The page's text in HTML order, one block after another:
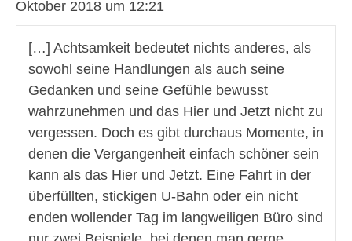
Oktober 2018 um 12:21
[…] Achtsamkeit bedeutet nichts anderes, als
sowohl seine Handlungen als auch seine
Gedanken und seine Gefühle bewusst
wahrzunehmen und das Hier und Jetzt nicht zu
vergessen. Doch es gibt durchaus Momente, in
denen die Vergangenheit einfach schöner sein
kann als das Hier und Jetzt. Eine Fahrt in der
überfüllten, stickigen U-Bahn oder ein nicht
enden wollender Tag im langweiligen Büro sind